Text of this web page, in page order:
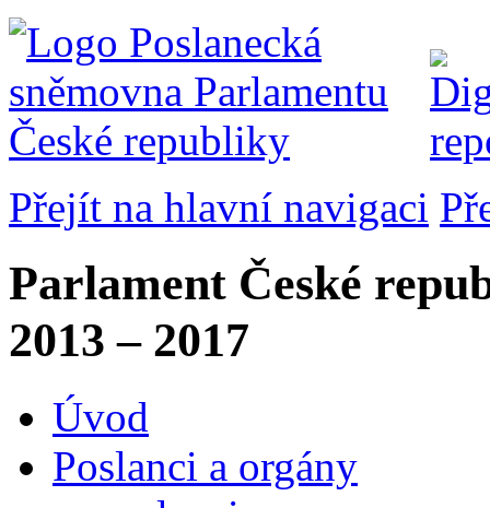
Přejít na hlavní navigaci
Parlament České
2013 – 2017
Úvod
Poslanci a orgány